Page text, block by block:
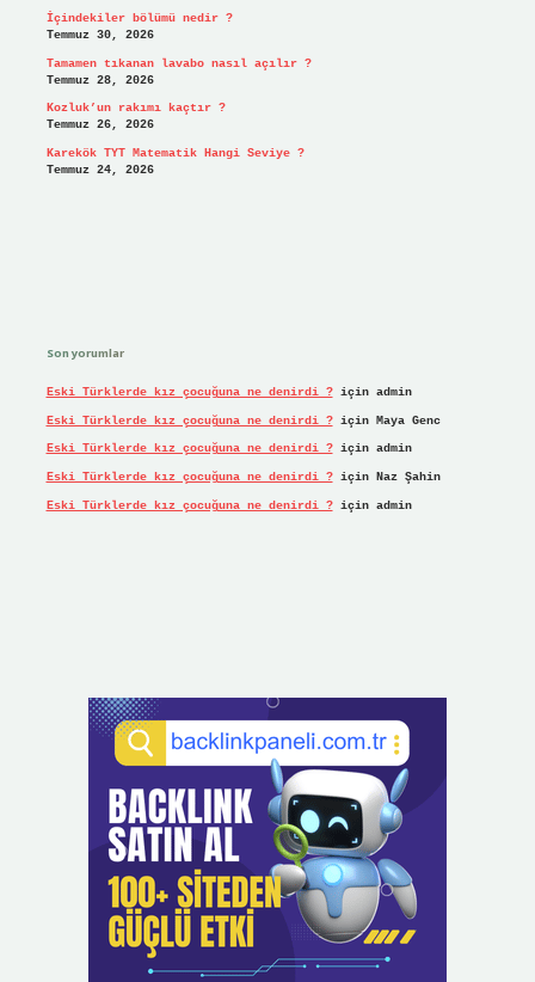
İçindekiler bölümü nedir ?
Temmuz 30, 2026
Tamamen tıkanan lavabo nasıl açılır ?
Temmuz 28, 2026
Kozluk’un rakımı kaçtır ?
Temmuz 26, 2026
Karekök TYT Matematik Hangi Seviye ?
Temmuz 24, 2026
Son yorumlar
Eski Türklerde kız çocuğuna ne denirdi ?için admin
Eski Türklerde kız çocuğuna ne denirdi ?için Maya Genc
Eski Türklerde kız çocuğuna ne denirdi ?için admin
Eski Türklerde kız çocuğuna ne denirdi ?için Naz Şahin
Eski Türklerde kız çocuğuna ne denirdi ?için admin